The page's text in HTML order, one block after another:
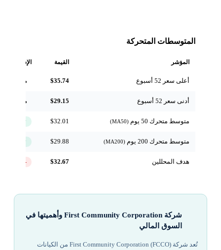
المتوسطات المتحركة
المؤشر القيمة الإشارة
أعلى سعر 52 أسبوع $35.74 مرجعي
أدنى سعر 52 أسبوع $29.15 مرجعي
متوسط متحرك 50 يوم $32.01 ↑ فوق
متوسط متحرك 200 يوم $29.88 ↑ فوق
هدف المحللين $32.67
شركة First Community Corporation وأهميتها في
السوق المالي
تُعد شركة First Community Corporation (FCCO) من الكيانات